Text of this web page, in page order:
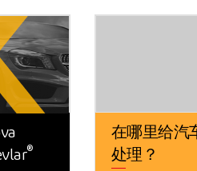
®
在哪里给汽
处理？